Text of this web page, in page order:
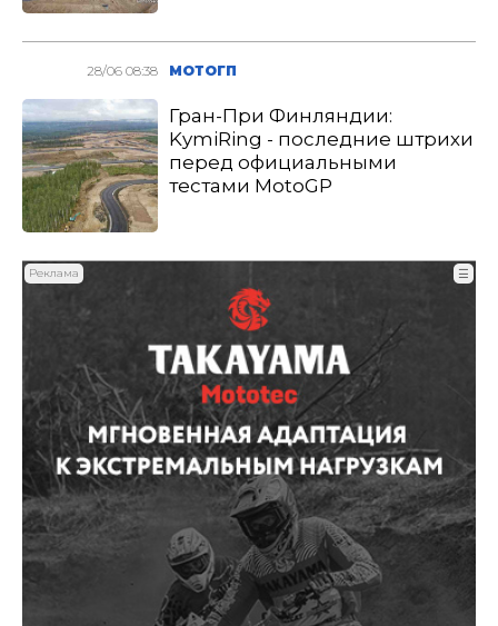
28/06 08:38 МОТОГП
Гран-При Финляндии:
KymiRing - последние штрихи
перед официальными
тестами MotoGP
Реклама ☰